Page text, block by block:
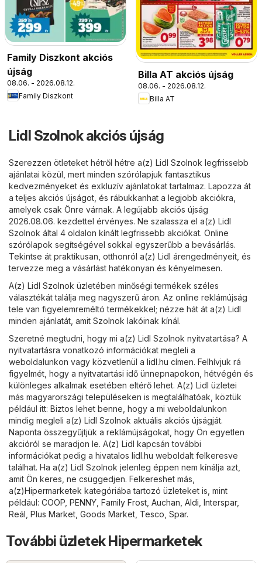
Family Diszkont akciós
újság
08.06. - 2026.08.12.
Family Diszkont
Billa AT akciós újság
08.06. - 2026.08.12.
Billa AT
Lidl Szolnok akciós újság
Szerezzen ötleteket hétről hétre a(z) Lidl Szolnok legfrissebb
ajánlatai közül, mert minden szórólapjuk fantasztikus
kedvezményeket és exkluzív ajánlatokat tartalmaz. Lapozza át
a teljes akciós újságot, és rábukkanhat a legjobb akciókra,
amelyek csak Önre várnak. A legújabb akciós újság
2026.08.06. kezdettel érvényes. Ne szalassza el a(z) Lidl
Szolnok által 4 oldalon kínált legfrissebb akciókat. Online
szórólapok segítségével sokkal egyszerűbb a bevásárlás.
Tekintse át praktikusan, otthonról a(z) Lidl árengedményeit, és
tervezze meg a vásárlást hatékonyan és kényelmesen.
A(z) Lidl Szolnok üzletében minőségi termékek széles
választékát találja meg nagyszerű áron. Az online reklámújság
tele van figyelemreméltó termékekkel; nézze hát át a(z) Lidl
minden ajánlatát, amit Szolnok lakóinak kínál.
Szeretné megtudni, hogy mi a(z) Lidl Szolnok nyitvatartása? A
nyitvatartásra vonatkozó információkat megleli a
weboldalunkon vagy közvetlenül a lidl.hu címen. Felhívjuk rá
figyelmét, hogy a nyitvatartási idő ünnepnapokon, hétvégén és
különleges alkalmak esetében eltérő lehet. A(z) Lidl üzletei
más magyarországi településeken is megtalálhatóak, köztük
például itt: Biztos lehet benne, hogy a mi weboldalunkon
mindig megleli a(z) Lidl Szolnok aktuális akciós újságját.
Naponta összegyűjtjük a reklámújságokat, hogy Ön egyetlen
akcióról se maradjon le. A(z) Lidl kapcsán további
információkat pedig a hivatalos lidl.hu weboldalt felkeresve
találhat. Ha a(z) Lidl Szolnok jelenleg éppen nem kínálja azt,
amit Ön keres, ne csüggedjen. Felkereshet más,
a(z) Hipermarketek kategóriába tartozó üzleteket is, mint
például: COOP, PENNY, Family Frost, Auchan, Aldi, Interspar,
Reál , Plus Market, Goods Market, Tesco, Spar.
További üzletek Hipermarketek